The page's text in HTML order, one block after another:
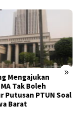
»
Soal
Sengketa
Tak
Mulyadi